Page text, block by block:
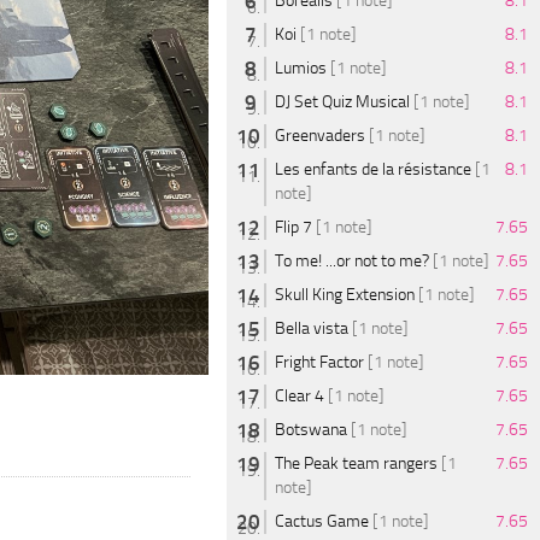
Koi [1 note]
8.1
Lumios [1 note]
8.1
DJ Set Quiz Musical [1 note]
8.1
Greenvaders [1 note]
8.1
Les enfants de la résistance [1
note]
8.1
Flip 7 [1 note]
7.65
To me! ...or not to me? [1 note]
7.65
Skull King Extension [1 note]
7.65
Bella vista [1 note]
7.65
Fright Factor [1 note]
7.65
Clear 4 [1 note]
7.65
Botswana [1 note]
7.65
The Peak team rangers [1
note]
7.65
Cactus Game [1 note] 7.65